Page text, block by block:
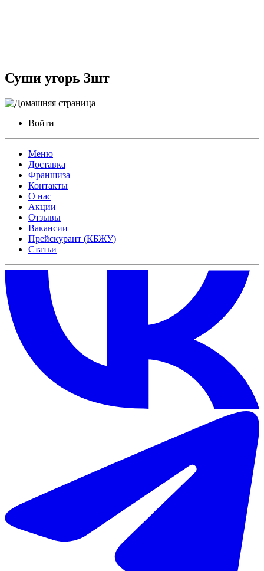
Суши угорь 3шт
Войти
Меню
Доставка
Франшиза
Контакты
О нас
Акции
Отзывы
Вакансии
Прейскурант (КБЖУ)
Статьи